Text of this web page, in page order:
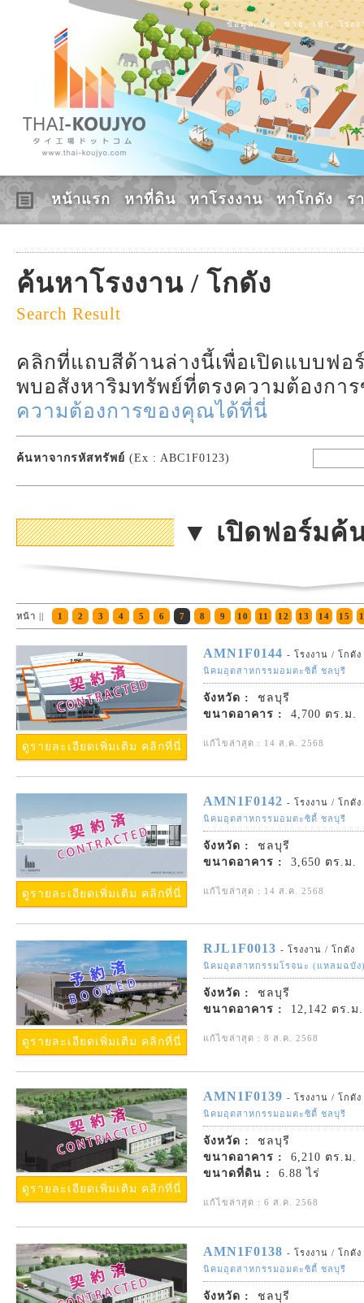
ข้อมูล, ซื้อ, ขาย, เช่า, โรง
หน้าแรก หาที่ดิน หาโรงงาน หาโกดัง ร
ค้นหาโรงงาน / โกดัง
Search Result
คลิกที่แถบสีด้านล่างนี้เพื่อเปิดแบบฟอ
พบอสังหาริมทรัพย์ที่ตรงความต้องก
ความต้องการของคุณได้ที่นี่
ค้นหาจากรหัสทรัพย์ (Ex : ABC1F0123)
▼ เปิดฟอร์มค้
หน้า || 1 2 3 4 5 6 7 8 9 10 11 12 13 14 15
ดูรายละเอียดเพิ่มเติม คลิกที่นี่
AMN1F0144 - โรงงาน / โกดัง
นิคมอุตสาหกรรมอมตะซิตี้ ชลบุรี
จังหวัด :
ชลบุรี
ขนาดอาคาร :
4,700 ตร.ม.
แก้ไขล่าสุด : 14 ส.ค. 2568
ดูรายละเอียดเพิ่มเติม คลิกที่นี่
AMN1F0142 - โรงงาน / โกดัง
นิคมอุตสาหกรรมอมตะซิตี้ ชลบุรี
จังหวัด :
ชลบุรี
ขนาดอาคาร :
3,650 ตร.ม.
แก้ไขล่าสุด : 14 ส.ค. 2568
ดูรายละเอียดเพิ่มเติม คลิกที่นี่
RJL1F0013 - โรงงาน / โกดัง
นิคมอุตสาหกรรมโรจนะ (แหลมฉบัง
จังหวัด :
ชลบุรี
ขนาดอาคาร :
12,142 ตร.ม.
แก้ไขล่าสุด : 8 ส.ค. 2568
ดูรายละเอียดเพิ่มเติม คลิกที่นี่
AMN1F0139 - โรงงาน / โกดัง
นิคมอุตสาหกรรมอมตะซิตี้ ชลบุรี
จังหวัด :
ชลบุรี
ขนาดอาคาร :
6,210 ตร.ม.
ขนาดที่ดิน :
6.88 ไร่
แก้ไขล่าสุด : 6 ส.ค. 2568
AMN1F0138 - โรงงาน / โกดัง
นิคมอุตสาหกรรมอมตะซิตี้ ชลบุรี
จังหวัด :
ชลบุรี